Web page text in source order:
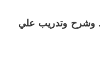
وشرح وتدريب علي